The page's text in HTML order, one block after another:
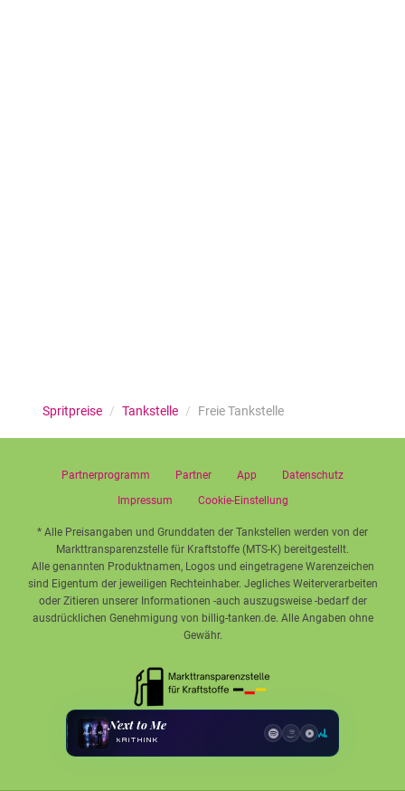
Spritpreise / Tankstelle / Freie Tankstelle
Partnerprogramm Partner App
Datenschutz
Impressum
Cookie-Einstellung
* Alle Preisangaben und Grunddaten der Tankstellen werden von der
Markttransparenzstelle für Kraftstoffe (MTS-K) bereitgestellt.
Alle genannten Produktnamen, Logos und eingetragene Warenzeichen
sind Eigentum der jeweiligen Rechteinhaber. Jegliches Weiterverarbeiten
oder Zitieren unserer Informationen -auch auszugsweise -bedarf der
ausdrücklichen Genehmigung von billig-tanken.de. Alle Angaben ohne
Gewähr.
Next to Me
kAiTHINK